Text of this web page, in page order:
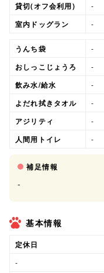
貸切(オフ会利用) -
室内ドッグラン -
うんち袋 -
おしっこじょうろ -
飲み水/給水 -
よだれ拭きタオル -
アジリティ -
人間用トイレ -
補足情報
-
基本情報
定休日
-